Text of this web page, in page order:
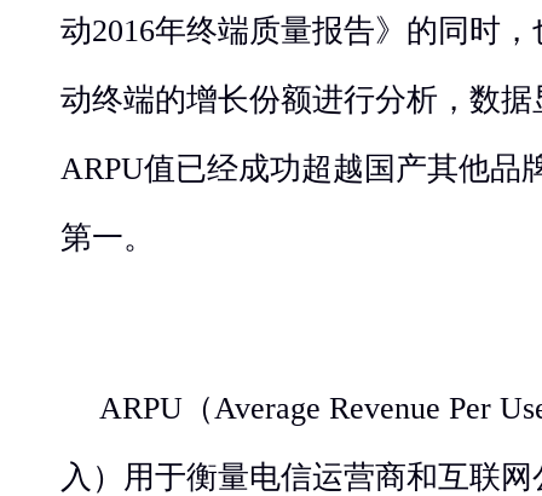
动2016年终端质量报告》的同时
动终端的增长份额进行分析，数
ARPU值已经成功超越国产其他品
第一。
ARPU（Average Revenue Per
入）用于衡量电信运营商和互联